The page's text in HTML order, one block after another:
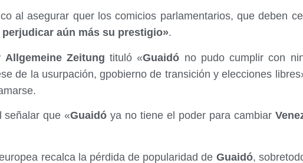
al asegurar quer los comicios parlamentarios, que deben
aún más su prestigio».
Allgemeine Zeitung tituló «Guaidó no pudo cumplir con
de la usurpación, gpobierno de transición y elecciones
señalar que «Guaidó ya no tiene el poder para cambiar
recalca la pérdida de popularidad de Guaidó,